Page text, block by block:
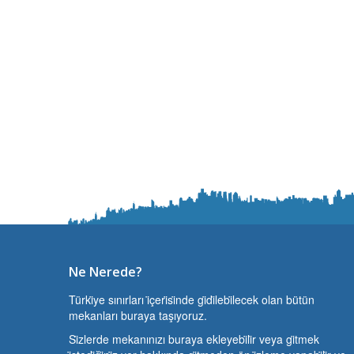
Ne Nerede?
Türki̇ye sınırları i̇çeri̇si̇nde gi̇di̇lebi̇lecek olan bütün
mekanları buraya taşıyoruz.
Si̇zlerde mekanınızı buraya ekleyebi̇li̇r veya gi̇tmek